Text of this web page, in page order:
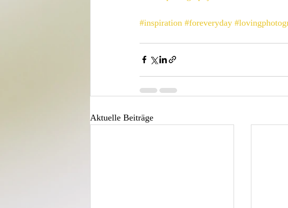
#inspiration #foreveryday
Aktuelle Beiträge